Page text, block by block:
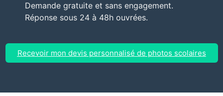
Demande gratuite et sans engagement.
Réponse sous 24 à 48h ouvrées.
Recevoir mon devis personnalisé de photos scolaires